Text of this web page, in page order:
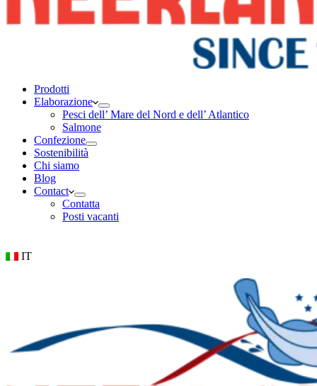
Prodotti
Elaborazione
Pesci dell’ Mare del Nord e dell’ Atlantico
Salmone
Confezione
Sostenibilità
Chi siamo
Blog
Contact
Contatta
Posti vacanti
IT